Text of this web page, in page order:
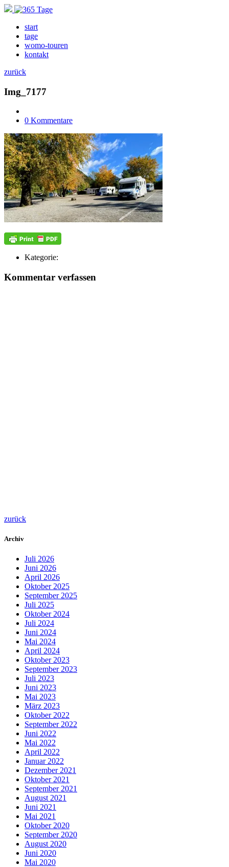
start
tage
womo-touren
kontakt
zurück
Img_7177
0 Kommentare
Kategorie:
Kommentar verfassen
zurück
Archiv
Juli 2026
Juni 2026
April 2026
Oktober 2025
September 2025
Juli 2025
Oktober 2024
Juli 2024
Juni 2024
Mai 2024
April 2024
Oktober 2023
September 2023
Juli 2023
Juni 2023
Mai 2023
März 2023
Oktober 2022
September 2022
Juni 2022
Mai 2022
April 2022
Januar 2022
Dezember 2021
Oktober 2021
September 2021
August 2021
Juni 2021
Mai 2021
Oktober 2020
September 2020
August 2020
Juni 2020
Mai 2020